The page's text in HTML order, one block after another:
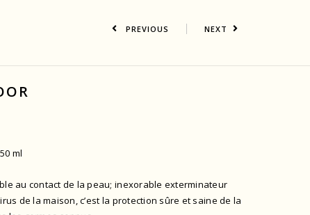
PREVIOUS NEXT
ml
au contact de la peau; inexorable exterminateur
de la maison, c’est la protection sûre et saine de la